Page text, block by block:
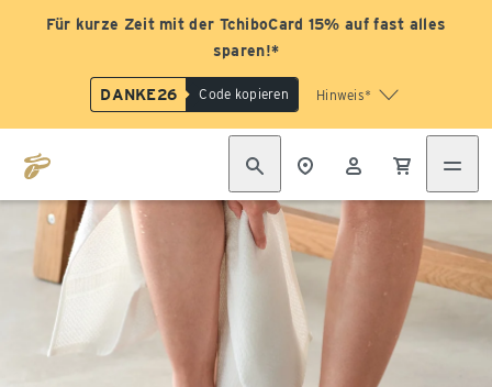
Für kurze Zeit mit der TchiboCard 15% auf fast alles
sparen!*
DANKE26 Code kopieren Hinweis*